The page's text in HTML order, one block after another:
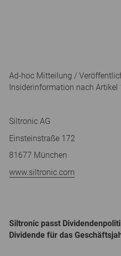
Ad-hoc Mitteilung /
Insiderinformation nach Artikel
Siltronic AG
Einsteinstraße 172
81677 München
www.siltronic.com
Siltronic passt
Dividende für das